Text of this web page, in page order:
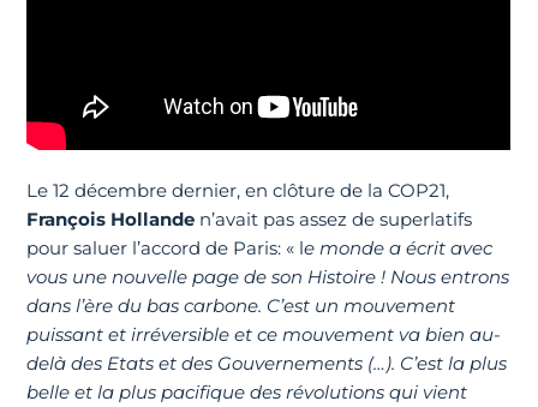
Le 12 décembre dernier, en clôture de la COP21,
François Hollande n’avait pas assez de superlatifs
pour saluer l’accord de Paris: « le monde a écrit avec
vous une nouvelle page de son Histoire ! Nous entrons
dans l’ère du bas carbone. C’est un mouvement
puissant et irréversible et ce mouvement va bien au-
delà des Etats et des Gouvernements (… ). C’est la plus
belle et la plus pacifique des révolutions qui vient